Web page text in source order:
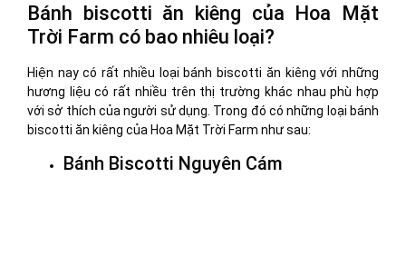
Bánh biscotti ăn kiêng của Hoa Mặt
Trời Farm có bao nhiêu loại?
Hiện nay có rất nhiều loại bánh biscotti ăn kiêng với những
hương liệu có rất nhiều trên thị trường khác nhau phù hợp
với sở thích của người sử dụng. Trong đó có những loại bánh
biscotti ăn kiêng của Hoa Mặt Trời Farm như sau:
Bánh Biscotti Nguyên Cám